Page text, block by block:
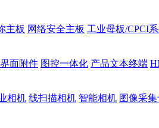
主板 网络安全主板 工业母板/CPCI系
面附件 图控一体化 产品文本终端
相机 线扫描相机 智能相机 图像采